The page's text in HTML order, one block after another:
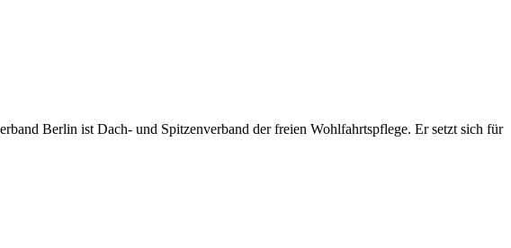
Berlin ist Dach- und Spitzenverband der freien Wohlfahrtspflege. Er setzt sich für